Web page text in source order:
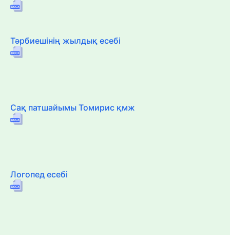
Тәрбиешінің жылдық есебі
Сақ патшайымы Томирис қмж
Логопед есебі